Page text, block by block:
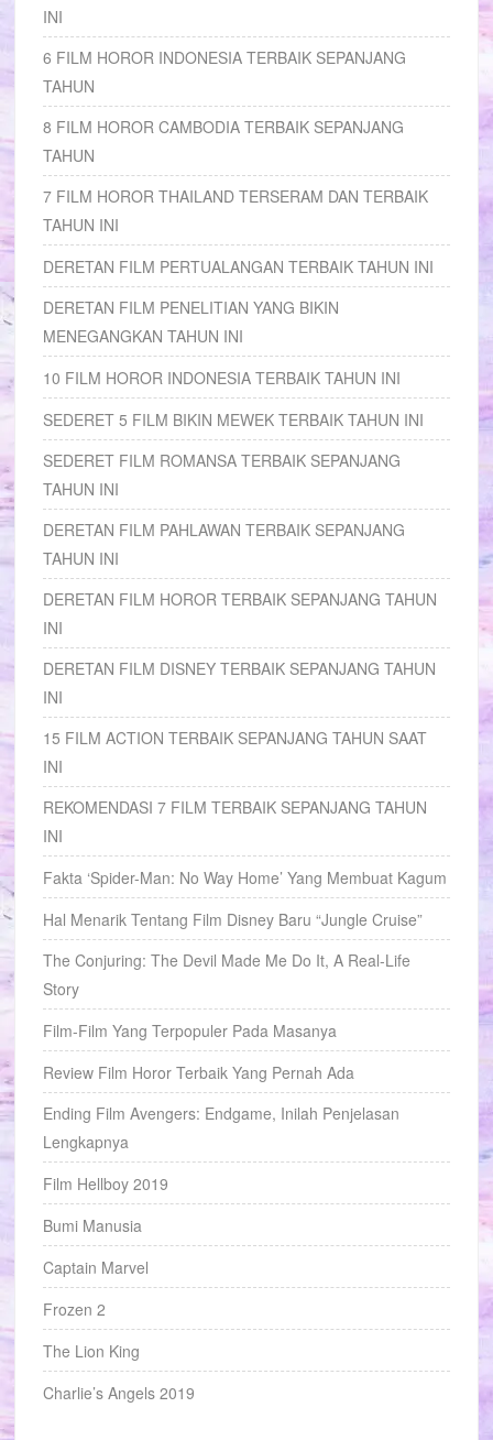
INI
6 FILM HOROR INDONESIA TERBAIK SEPANJANG
TAHUN
8 FILM HOROR CAMBODIA TERBAIK SEPANJANG
TAHUN
7 FILM HOROR THAILAND TERSERAM DAN TERBAIK
TAHUN INI
DERETAN FILM PERTUALANGAN TERBAIK TAHUN INI
DERETAN FILM PENELITIAN YANG BIKIN
MENEGANGKAN TAHUN INI
10 FILM HOROR INDONESIA TERBAIK TAHUN INI
SEDERET 5 FILM BIKIN MEWEK TERBAIK TAHUN INI
SEDERET FILM ROMANSA TERBAIK SEPANJANG
TAHUN INI
DERETAN FILM PAHLAWAN TERBAIK SEPANJANG
TAHUN INI
DERETAN FILM HOROR TERBAIK SEPANJANG TAHUN
INI
DERETAN FILM DISNEY TERBAIK SEPANJANG TAHUN
INI
15 FILM ACTION TERBAIK SEPANJANG TAHUN SAAT
INI
REKOMENDASI 7 FILM TERBAIK SEPANJANG TAHUN
INI
Fakta ‘Spider-Man: No Way Home’ Yang Membuat Kagum
Hal Menarik Tentang Film Disney Baru “Jungle Cruise”
The Conjuring: The Devil Made Me Do It, A Real-Life
Story
Film-Film Yang Terpopuler Pada Masanya
Review Film Horor Terbaik Yang Pernah Ada
Ending Film Avengers: Endgame, Inilah Penjelasan
Lengkapnya
Film Hellboy 2019
Bumi Manusia
Captain Marvel
Frozen 2
The Lion King
Charlie’s Angels 2019